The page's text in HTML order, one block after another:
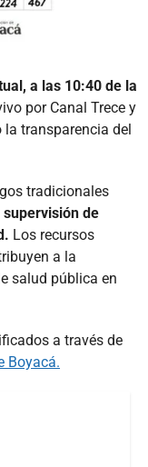
a las 10:40 de la
por Canal Trece y
transparencia del
tradicionales
de
Los recursos
a la
salud pública en
a través de
Boyacá.